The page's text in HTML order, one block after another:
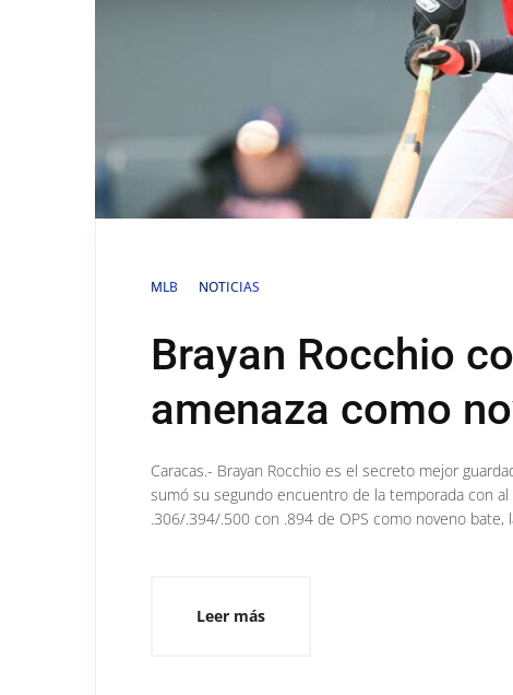
MLB NOTICIAS
Brayan Rocchio
amenaza como
Caracas.- Brayan Rocchio es el secreto mejor
sumó su segundo encuentro de la temporada con
.306/.394/.500 con .894 de OPS como noveno
Leer más